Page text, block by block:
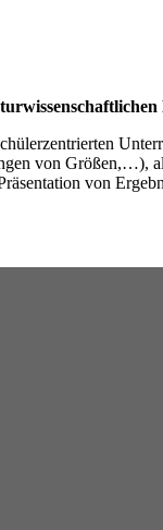
von Größen,…),
von